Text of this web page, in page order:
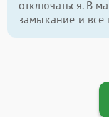
отключаться. В
замыкание и всё